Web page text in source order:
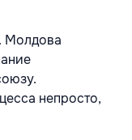
Молдова
непросто,